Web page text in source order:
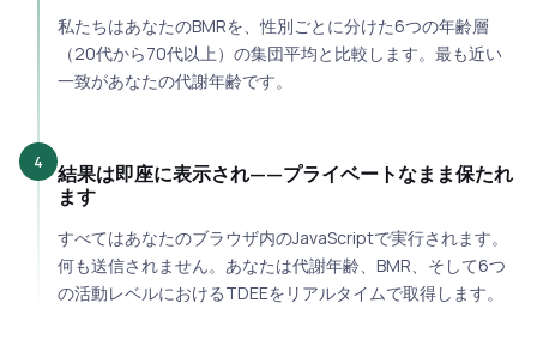
私たちはあなたのBMRを、性別ごとに分けた6つの年齢層
（20代から70代以上）の集団平均と比較します。最も近い
一致があなたの代謝年齢です。
4
結果は即座に表示され——プライベートなまま保たれ
ます
すべてはあなたのブラウザ内のJavaScriptで実行されます。
何も送信されません。あなたは代謝年齢、BMR、そして6つ
の活動レベルにおけるTDEEをリアルタイムで取得します。